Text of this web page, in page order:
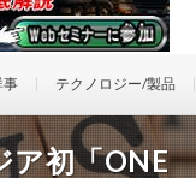
事 テクノロジー/製品
ア初「ONE